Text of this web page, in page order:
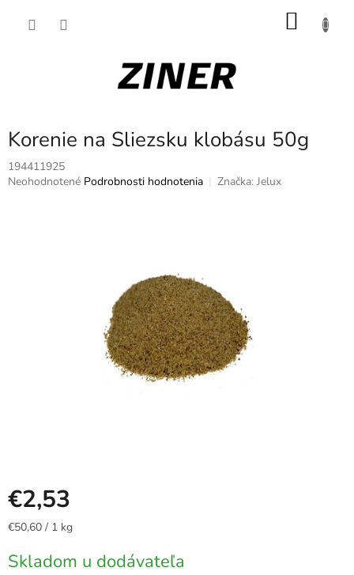
Korenie na Sliezsku klobásu 50g
194411925
Priemerné
Neohodnotené Podrobnosti hodnotenia Značka: Jelux
€2,53
Jednotková
€50,60 / 1 kg
Skladom u dodávateľa